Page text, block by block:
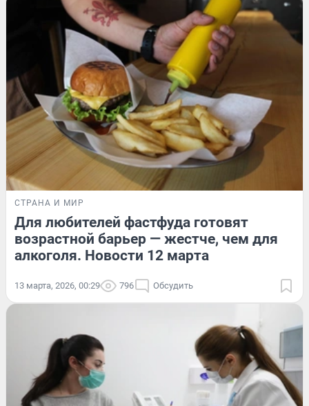
СТРАНА И МИР
Для любителей фастфуда готовят
возрастной барьер — жестче, чем для
алкоголя. Новости 12 марта
13 марта, 2026, 00:29 796 Обсудить